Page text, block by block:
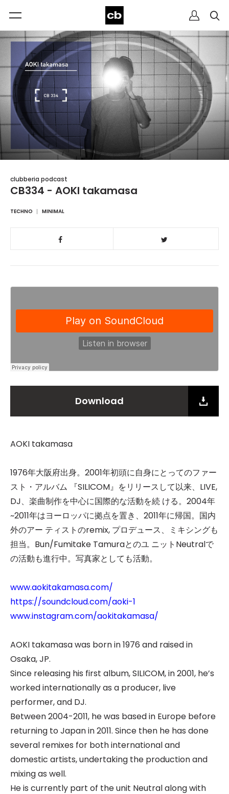
clubberia podcast
CB334 - AOKI takamasa
TECHNO MINIMAL
Download
AOKI takamasa
1976年大阪府出身。2001年初頭に自身にとってのファー
スト・アルバム 『SILICOM』をリリースして以来、LIVE,
DJ、楽曲制作を中心に国際的な活動を続 ける。2004年
~2011年はヨーロッパに拠点を置き、2011年に帰国。国内
外のアー ティストのremix, プロデュース、ミキシングも
担当。Bun/Fumitake Tamuraとのユ ニットNeutralで
の活動も進行中。写真家としても活動。
www.aokitakamasa.com/
https://soundcloud.com/aoki-1
www.instagram.com/aokitakamasa/
AOKI takamasa was born in 1976 and raised in
Osaka, JP.
Since releasing his first album, SILICOM, in 2001, he’s
worked internationally as a producer, live
performer, and DJ.
Between 2004-2011, he was based in Europe before
returning to Japan in 2011. Since then he has done
several remixes for both international and
domestic artists, undertaking the production and
mixing as well.
He is currently part of the unit Neutral along with